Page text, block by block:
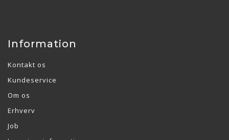
Information
Kontakt os
Kundeservice
Om os
Erhverv
Job